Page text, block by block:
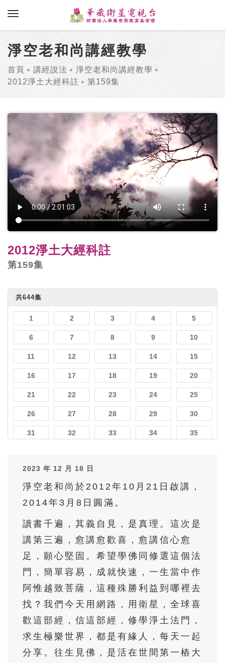
toggle navigation
淨空老和尚講經教學
首頁 講經說法
淨空老和尚講經教學
2012淨土大經科註
第159集
2012淨土大經科註
第159集
共644集
1 2 3 4 5
6 7 8 9 10
11 12 13 14 15
16 17 18 19 20
21 22 23 24 25
26 27 28 29 30
31 32 33 34 35
41 42
46 47 48 49 50
52 53
56 57 58 59 60
66 67 68 70
71 72 73 74 75
76 77 78 79 80
81 82 83 84 85
86 88 89 90
2023 年 12 月 18 日
淨空老和尚於2012年10月21日啟講，
2014年3月8日圓滿。
讀書千遍，其義自見，是真理。這次是
講第三遍，愈講愈歡喜，愈講信心愈
足，願心堅固。希望學佛同修選這個法
門，簡單容易，成就快速，一生當中作
阿惟越致菩薩，這種殊勝利益到哪裡去
找？我們今天用網路，用衛星，全球喜
歡這部經，信這部經，修學淨土法門，
求生極樂世界，都是有緣人，每天一起
分享。往生見佛，是活在世間第一樁大